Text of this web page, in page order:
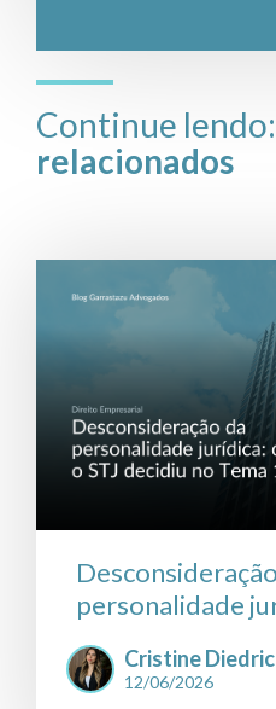
Continue lendo:
relacionados
personalidade
Cristine
12/06/2026